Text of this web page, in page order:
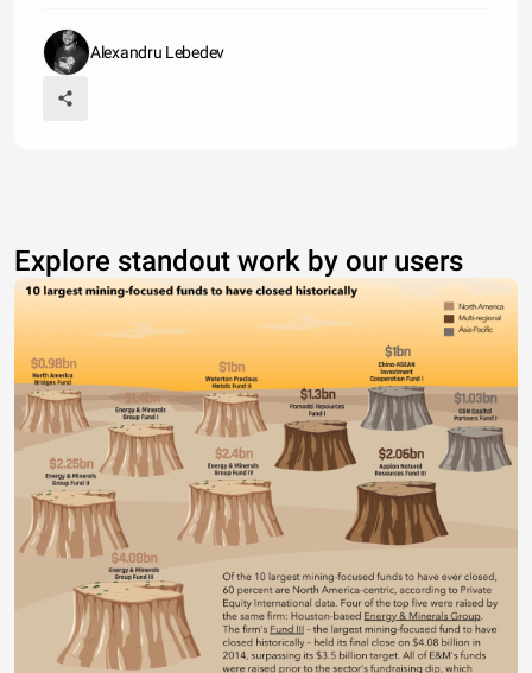
Alexandru Lebedev
Explore standout work by our users